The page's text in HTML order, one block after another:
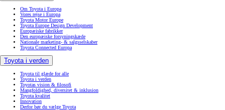
Om Toyota i Europa
Vores rejse i Europa
Toyota Motor Europe
Toyota Europe Design Development
Europæiske fabrikker
Den europæiske forsyningskæde
Nationale marketing- & salgsselskaber
Toyota Connected Europa
Toyota i verden
Toyota til glæde for alle
Toyota i verden
Toyotas vision & filosofi
Mangfoldighed, diversitet & inklusion
Toyota kvalitet
Innovation
Derfor bør du vælge Toyota